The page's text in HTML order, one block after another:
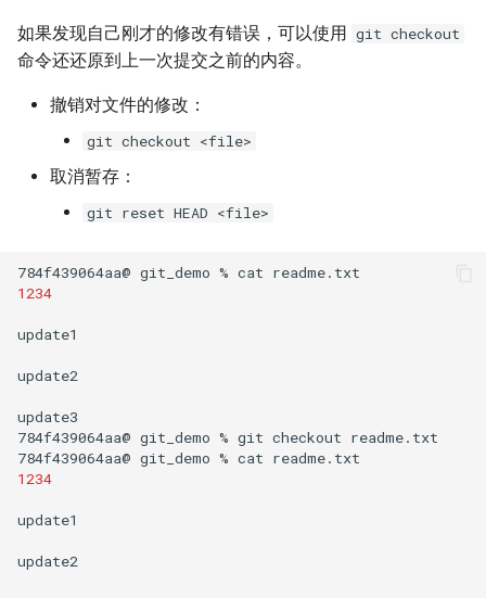
如果发现自己刚才的修改有错误，可以使用 git checkout
命令还还原到上一次提交之前的内容。
撤销对文件的修改：
git checkout <file>
取消暂存：
git reset HEAD <file>
784f439064aa@ git_demo % cat
1234
update1
update2
update3
784f439064aa@ git_demo % git checkout readme.txt
784f439064aa@ git_demo % cat
1234
update1
update2